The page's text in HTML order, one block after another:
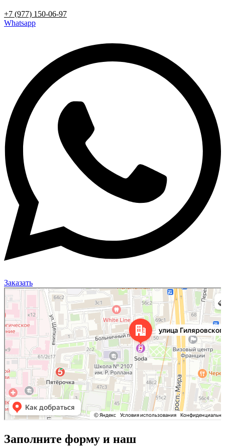
+7 (977) 150-06-97
Whatsapp
Заказать
Москва
Улица Гиляровского, 50 на карте Москвы, ближайшее метро Проспект Мира —
Яндекс Карты
Заполните форму и наш